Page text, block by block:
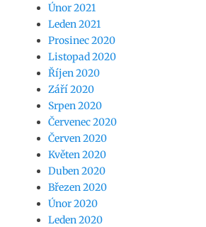
Únor 2021
Leden 2021
Prosinec 2020
Listopad 2020
Říjen 2020
Září 2020
Srpen 2020
Červenec 2020
Červen 2020
Květen 2020
Duben 2020
Březen 2020
Únor 2020
Leden 2020